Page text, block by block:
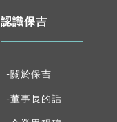
認識保吉
-關於保吉
-董事長的話